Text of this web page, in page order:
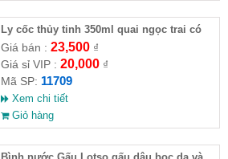
Ly cốc thủy tinh 350ml quai ngọc trai có
nắp và ống hút
Giá bán : 23,500₫
Giá sỉ VIP : 20,000₫
Mã SP: 11709
Xem chi tiết
Giỏ hàng